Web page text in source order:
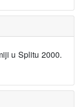
u Splitu 2000.